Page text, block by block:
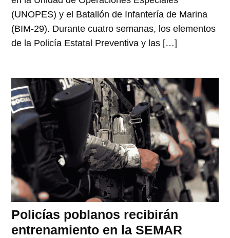
(UNOPES) y el Batallón de Infantería de Marina
(BIM-29). Durante cuatro semanas, los elementos
de la Policía Estatal Preventiva y las […]
Policías poblanos recibirán
entrenamiento en la SEMAR